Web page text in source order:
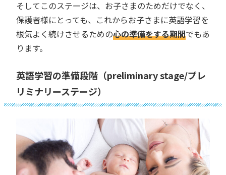
そしてこのステージは、お子さまのためだけでなく、
保護者様にとっても、これからお子さまに英語学習を
根気よく続けさせるための心の準備をする期間でもあ
ります。
英語学習の準備段階（preliminary stage/プレ
リミナリーステージ）